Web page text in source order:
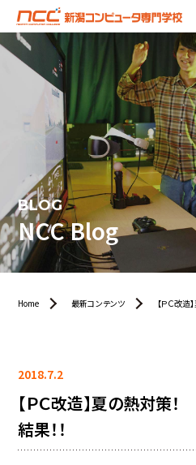
BLOG
NCC Blog
Home 最新コンテンツ 【ＰＣ改
2018.7.2
【ＰＣ改造】夏の熱対策
結果！！